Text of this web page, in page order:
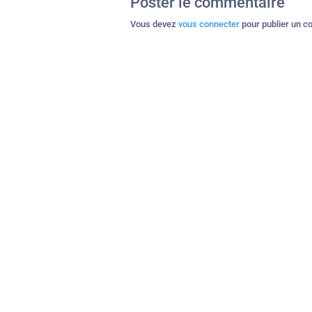
Vous devez vous connecter pour publier un